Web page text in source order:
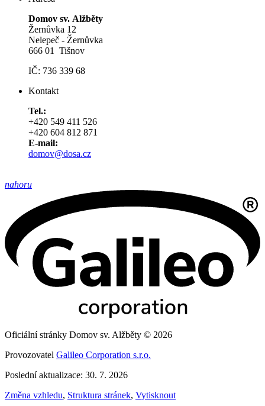
Domov sv. Alžběty
Žernůvka 12
Nelepeč - Žernůvka
666 01 Tišnov
IČ: 736 339 68
Kontakt
Tel.:
+420 549 411 526
+420 604 812 871
E-mail:
domov@dosa.cz
nahoru
Oficiální stránky Domov sv. Alžběty © 2026
Provozovatel Galileo Corporation s.r.o.
Poslední aktualizace: 30. 7. 2026
Změna vzhledu, Struktura stránek, Vytisknout